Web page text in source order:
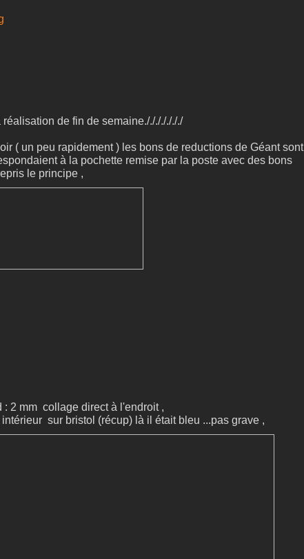
de fin de semaine./././././././
( un peu rapidement ) les bons de reductions de Géant sont
à la pochette remise par la poste avec des bons
le principe ,
: 2 mm collage direct à l'endroit ,
sur bristol (récup) là il était bleu ...pas grave ,